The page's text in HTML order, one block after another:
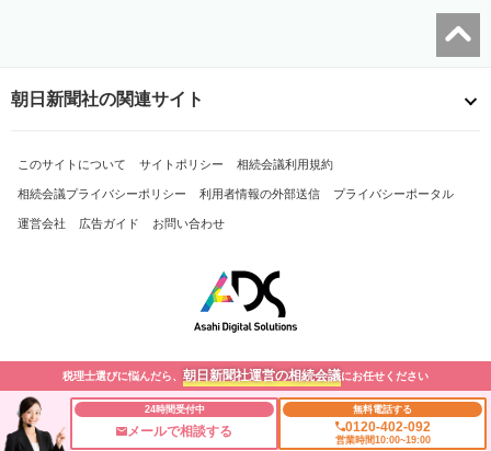
税理士選びに悩んだら、 朝日新聞社運営の相続会議にお任せください
24時間受付中
メールで相談する
無料電話する
0120-402-092
営業時間10:00~19:00
朝日新聞社の関連サイト
このサイトについて サイトポリシー 相続会議利用規約
相続会議プライバシーポリシー 利用者情報の外部送信 プライバシーポータル
運営会社 広告ガイド お問い合わせ
Copyright© The Asahi Shimbun Company. All Rights Reserved.